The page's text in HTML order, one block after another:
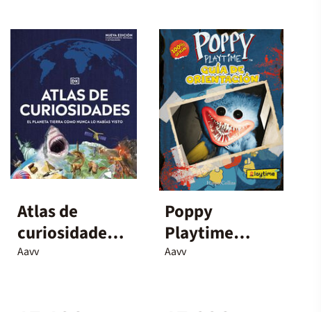
Atlas de
curiosidades
Nueva edición
Aavv
Poppy
Playtime
oficial: Guía
Aavv